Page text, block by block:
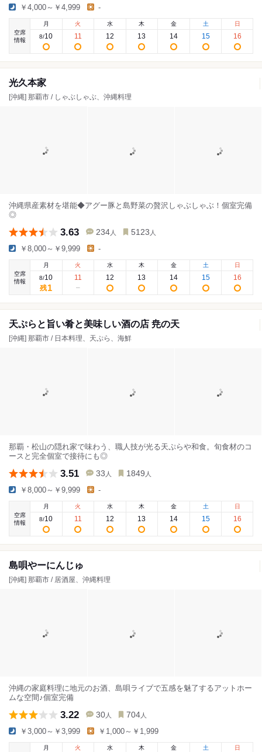
￥4,000～￥4,999 -
空席
情報
月
8/10
火
11
水
12
木
13
金
14
土
15
日
16
光久本家
[沖縄] 那覇市 / しゃぶしゃぶ、沖縄料理
沖縄県産素材を堪能◆アグー豚と島野菜の贅沢しゃぶしゃぶ！個室完備
◎
3.63 234 人 5123 人
￥8,000～￥9,999 -
空席
情報
月
8/10
残1
火
11
水
12
木
13
金
14
土
15
日
16
天ぷらと旨い肴と美味しい酒の店 尭の天
[沖縄] 那覇市 / 日本料理、天ぷら、海鮮
那覇・松山の隠れ家で味わう、職人技が光る天ぷらや和食。旬食材のコ
ースと完全個室で接待にも◎
3.51 33 人 1849 人
￥8,000～￥9,999 -
空席
情報
月
8/10
火
11
水
12
木
13
金
14
土
15
日
16
島唄やーにんじゅ
[沖縄] 那覇市 / 居酒屋、沖縄料理
沖縄の家庭料理に地元のお酒、島唄ライブで五感を魅了するアットホー
ムな空間♪個室完備
3.22 30 人 704 人
￥3,000～￥3,999 ￥1,000～￥1,999
月
火 水 木 金 土 日